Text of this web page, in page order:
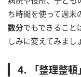
ち時間を使って週末
数分でもできること
しみに変えてみまし
4. 「整理整頓